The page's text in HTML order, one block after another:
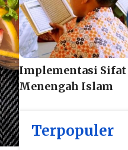
Implementasi
Menengah Islam
Terpopuler